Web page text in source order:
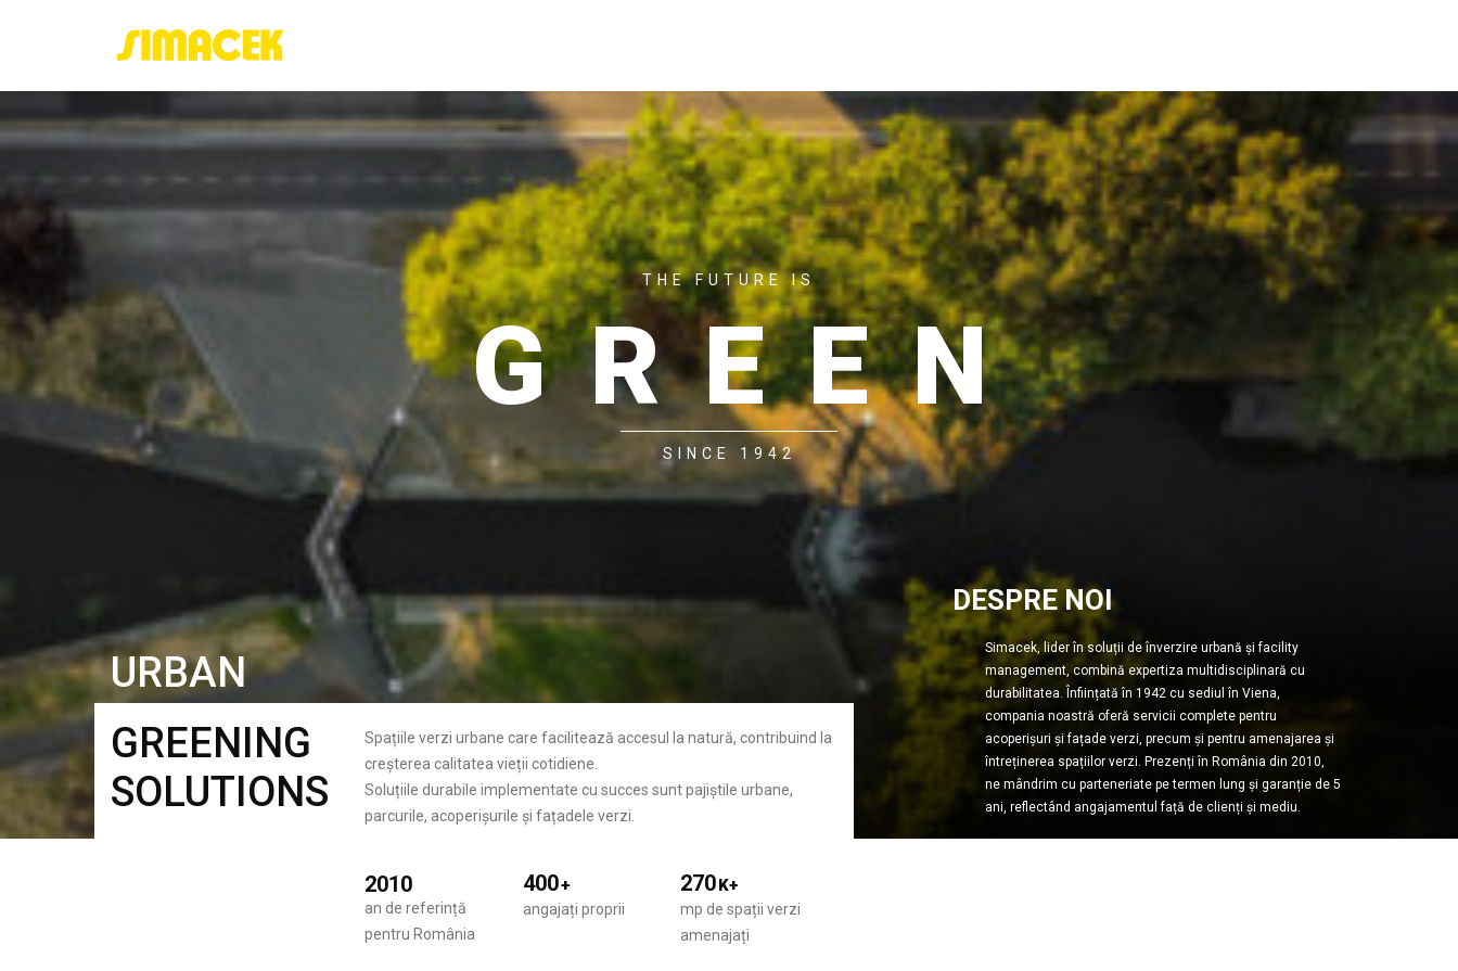
THE FUTURE IS
GREEN
SINCE 1942
DESPRE NOI
Simacek, lider în soluții de înverzire urbană și facility
management, combină expertiza multidisciplinară cu
durabilitatea. Înființată în 1942 cu sediul în Viena,
compania noastră oferă servicii complete pentru
acoperișuri și fațade verzi, precum și pentru amenajarea și
întreținerea spațiilor verzi. Prezenți în România din 2010,
ne mândrim cu parteneriate pe termen lung și garanție de 5
ani, reflectând angajamentul față de clienți și mediu.
URBAN
GREENING
SOLUTIONS
Spațiile verzi urbane care facilitează accesul la natură, contribuind la
creșterea calitatea vieții cotidiene.
Soluțiile durabile implementate cu succes sunt pajiștile urbane,
parcurile, acoperișurile și fațadele verzi.
2010
an de referință
pentru România
400+
angajați proprii
270K+
mp de spații verzi
amenajați